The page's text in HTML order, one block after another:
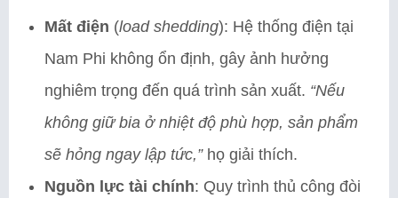
Mất điện (load shedding): Hệ thống điện tại
Nam Phi không ổn định, gây ảnh hưởng
nghiêm trọng đến quá trình sản xuất. “Nếu
không giữ bia ở nhiệt độ phù hợp, sản phẩm
sẽ hỏng ngay lập tức,”họ giải thích.
Nguồn lực tài chính: Quy trình thủ công đòi